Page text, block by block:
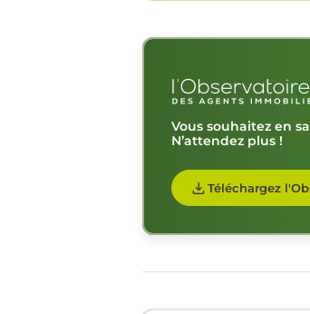
Vous souhaitez en
N’attendez plus !
Téléchargez